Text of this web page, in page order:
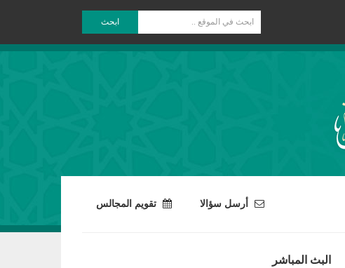
ابحث
أرسل سؤالا تقويم المجالس
البث المباشر